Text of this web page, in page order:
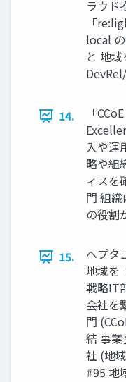
ラウド
「
local の
と 地
14.
「
⼊や運
略や組
ィスを
⾨ 組
の役割
15.
ヘプタ
地域を
戦略IT
会社を
⾨
結 事業
社 (地
#95 地